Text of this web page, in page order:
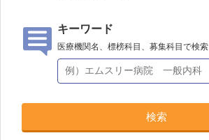
キーワード
医療機関名、標榜科目、募集科目で検索
検索